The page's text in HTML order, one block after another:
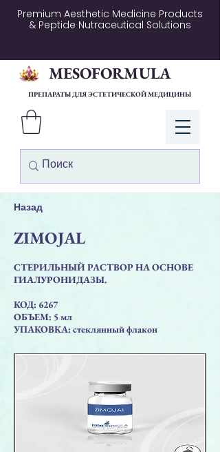
Premium Aesthetic Medicine Products
& Peptide Nutraceutical Solutions
Войти
MESOFORMULA
ПРЕПАРАТЫ ДЛЯ ЭСТЕТИЧЕСКОЙ МЕДИЦИНЫ
Назад
ZIMOJAL
СТЕРИЛЬНЫЙ РАСТВОР НА ОСНОВЕ
ГИАЛУРОНИДАЗЫ.
КОД: 6267
ОБЪЕМ: 5 мл
УПАКОВКА: стеклянный флакон